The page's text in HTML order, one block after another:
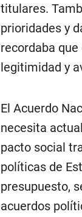
titulares.
prioridades y
recordaba
legitimidad y
El Acuerdo
necesita
pacto social
políticas de
presupuesto,
acuerdos